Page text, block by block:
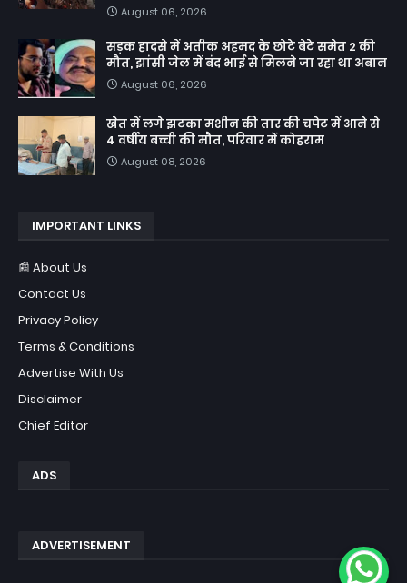
August 06, 2026
सड़क हादसे में अतीक अहमद के छोटे बेटे समेत 2 की
मौत, झांसी जेल में बंद भाई से मिलने जा रहा था अबान
August 06, 2026
खेत में लगे झटका मशीन की तार की चपेट में आने से
4 वर्षीय बच्ची की मौत, परिवार में कोहराम
August 08, 2026
IMPORTANT LINKS
📰 About Us
Contact Us
Privacy Policy
Terms & Conditions
Advertise With Us
Disclaimer
Chief Editor
ADS
ADVERTISEMENT